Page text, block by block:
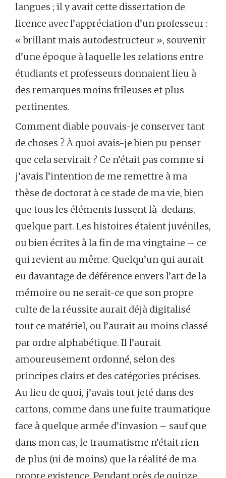
langues ; il y avait cette dissertation de
licence avec l’appréciation d’un professeur :
« brillant mais autodestructeur », souvenir
d’une époque à laquelle les relations entre
étudiants et professeurs donnaient lieu à
des remarques moins frileuses et plus
pertinentes.
Comment diable pouvais-je conserver tant
de choses ? À quoi avais-je bien pu penser
que cela servirait ? Ce n’était pas comme si
j’avais l’intention de me remettre à ma
thèse de doctorat à ce stade de ma vie, bien
que tous les éléments fussent là-dedans,
quelque part. Les histoires étaient juvéniles,
ou bien écrites à la fin de ma vingtaine – ce
qui revient au même. Quelqu’un qui aurait
eu davantage de déférence envers l’art de la
mémoire ou ne serait-ce que son propre
culte de la réussite aurait déjà digitalisé
tout ce matériel, ou l’aurait au moins classé
par ordre alphabétique. Il l’aurait
amoureusement ordonné, selon des
principes clairs et des catégories précises.
Au lieu de quoi, j’avais tout jeté dans des
cartons, comme dans une fuite traumatique
face à quelque armée d’invasion – sauf que
dans mon cas, le traumatisme n’était rien
de plus (ni de moins) que la réalité de ma
propre existence. Pendant près de quinze